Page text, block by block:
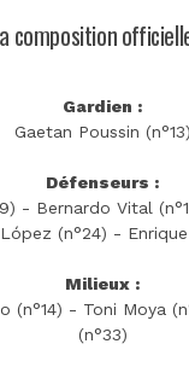
composition
Gardien :
Gaetan Poussin (n°13)
Défenseurs :
- Bernardo Vital
(n°24) -
Milieux :
(n°14) - Toni Moya
(n°33)